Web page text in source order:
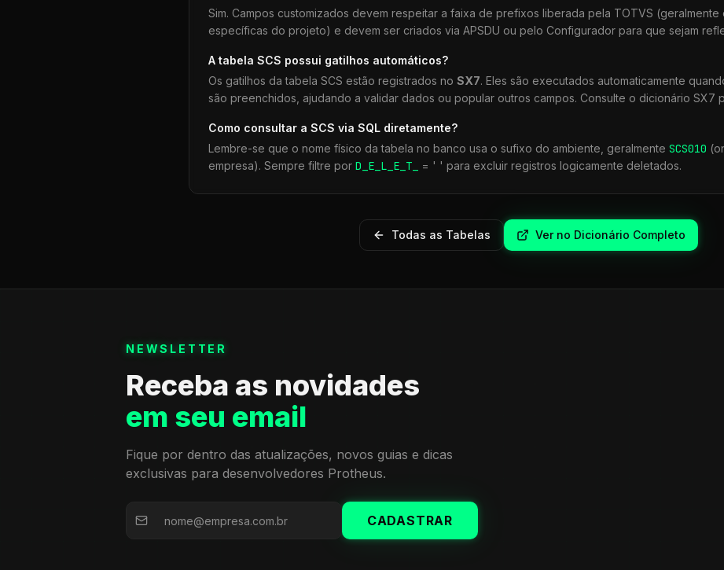
Sim. Campos customizados devem respeitar a faixa de prefixos liberada pela TOTVS (geralmente
específicas do projeto) e devem ser criados via APSDU ou pelo Configurador para que sejam
A tabela SCS possui gatilhos automáticos?
Os gatilhos da tabela SCS estão registrados no SX7. Eles são executados automaticamente
são preenchidos, ajudando a validar dados ou popular outros campos. Consulte o dicionário SX7
Como consultar a SCS via SQL diretamente?
Lembre-se que o nome físico da tabela no banco usa o sufixo do ambiente, geralmente SCS010
empresa). Sempre filtre por D_E_L_E_T_ = ' ' para excluir registros logicamente deletados.
Todas as Tabelas Ver no Dicionário Completo
NEWSLETTER
Receba as novidades
em seu email
Fique por dentro das atualizações, novos guias e dicas
exclusivas para desenvolvedores Protheus.
CADASTRAR